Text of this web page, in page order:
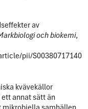
av
och biokemi,
pii/S00380717140
kvävekällor
annat sättän